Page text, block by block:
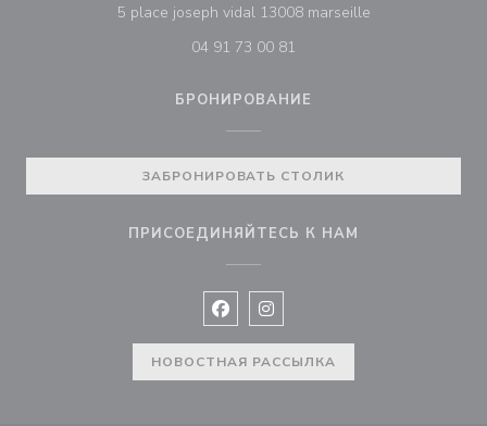
5 place joseph vidal 13008 marseille((открывается
04 91 73 00 81
БРОНИРОВАНИЕ
ЗАБРОНИРОВАТЬ СТОЛИК
ПРИСОЕДИНЯЙТЕСЬ К НАМ
Facebook ((открывается в новом
Instagram ((открывается в
НОВОСТНАЯ РАССЫЛКА